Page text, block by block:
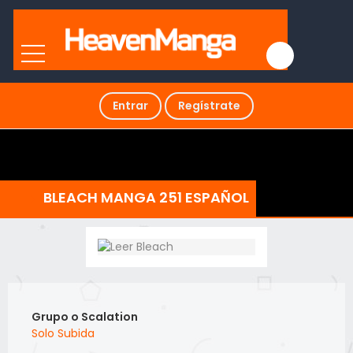
Entrar Regístrate
BLEACH MANGA 251 ESPAÑOL
Grupo o Scalation
Solo Subida